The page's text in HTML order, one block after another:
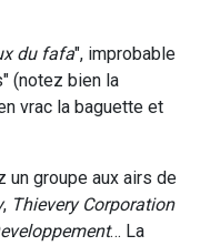
du fafa", improbable
(notez bien la
vrac la baguette et
groupe aux airs de
, Thievery Corporation
… La